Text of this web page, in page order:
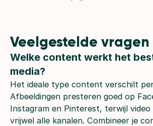
Veelgestelde vragen
Welke content werkt het
media?
Het ideale type content verschilt
Afbeeldingen presteren goed op
Instagram en Pinterest, terwijl
vrijwel alle kanalen. Combineer je